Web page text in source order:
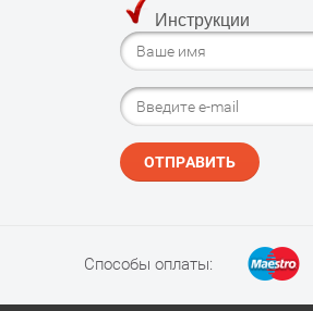
Инструкции
ОТПРАВИТЬ
Способы оплаты: